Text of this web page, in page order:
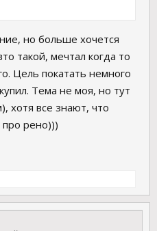
но больше хочется
такой, мечтал когда то
Цель покатать немного
Тема не моя, но тут
хотя все знают, что
про рено)))